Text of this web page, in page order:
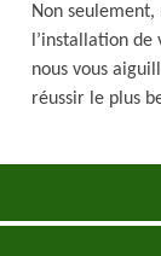
Non
l’installation
nous vous
réussir le plus